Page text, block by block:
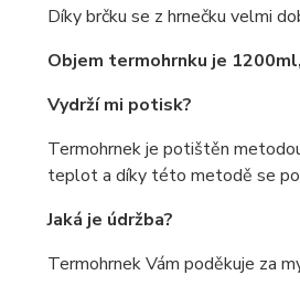
Díky brčku se z hrnečku velmi
Objem termohrnku je
Vydrží mi potisk?
Termohrnek je potištěn
teplot a díky této metodě se
Jaká je údržba?
Termohrnek Vám poděkuje za